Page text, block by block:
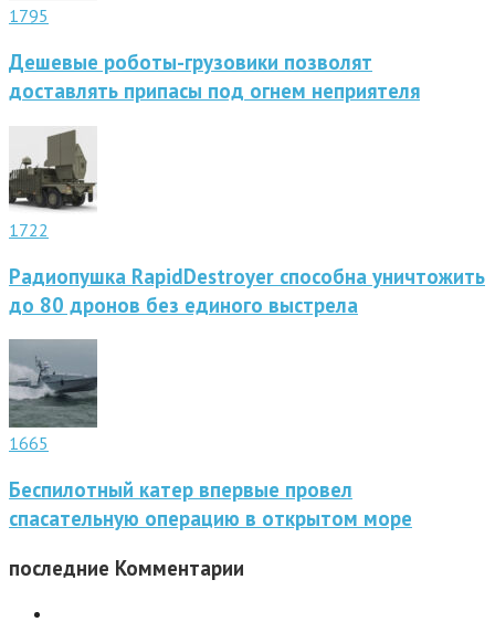
1795
Дешевые роботы-грузовики позволят
доставлять припасы под огнем неприятеля
1722
Радиопушка RapidDestroyer способна уничтожить
до 80 дронов без единого выстрела
1665
Беспилотный катер впервые провел
спасательную операцию в открытом море
последние Комментарии